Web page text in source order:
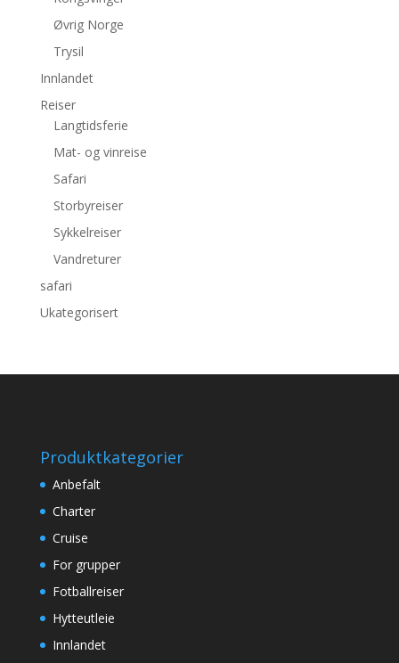
Øvrig Norge
Trysil
Innlandet
Reiser
Langtidsferie
Mat- og vinreise
Safari
Storbyreiser
Sykkelreiser
Vandreturer
safari
Ukategorisert
Produktkategorier
Anbefalt
Charter
Cruise
For grupper
Fotballreiser
Hytteutleie
Innlandet